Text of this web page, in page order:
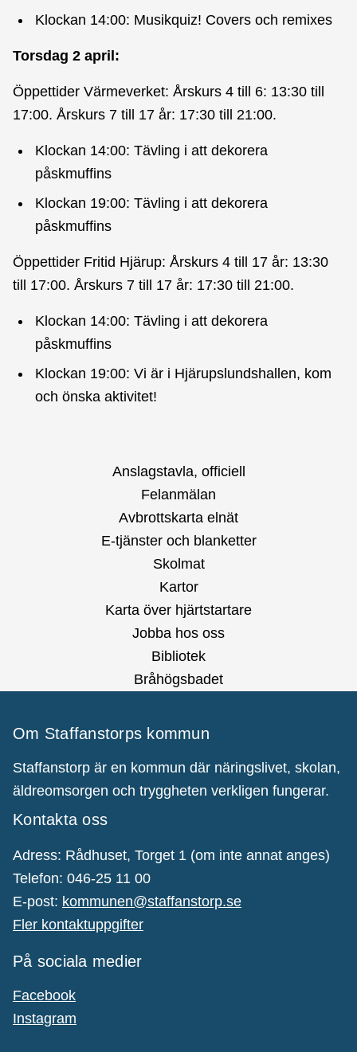
Klockan 14:00: Musikquiz! Covers och remixes
Torsdag 2 april:
Öppettider Värmeverket: Årskurs 4 till 6: 13:30 till
17:00. Årskurs 7 till 17 år: 17:30 till 21:00.
Klockan 14:00: Tävling i att dekorera
påskmuffins
Klockan 19:00: Tävling i att dekorera
påskmuffins
Öppettider Fritid Hjärup: Årskurs 4 till 17 år: 13:30
till 17:00. Årskurs 7 till 17 år: 17:30 till 21:00.
Klockan 14:00: Tävling i att dekorera
påskmuffins
Klockan 19:00: Vi är i Hjärupslundshallen, kom
och önska aktivitet!
Anslagstavla, officiell
Felanmälan
Avbrottskarta elnät
E-tjänster och blanketter
Skolmat
Kartor
Karta över hjärtstartare
Jobba hos oss
Bibliotek
Bråhögsbadet
Om Staffanstorps kommun
Staffanstorp är en kommun där näringslivet, skolan,
äldreomsorgen och tryggheten verkligen fungerar.
Kontakta oss
Adress: Rådhuset, Torget 1 (om inte annat anges)
Telefon: 046-25 11 00
E-post: kommunen@staffanstorp.se
Fler kontaktuppgifter
På sociala medier
Facebook
Instagram